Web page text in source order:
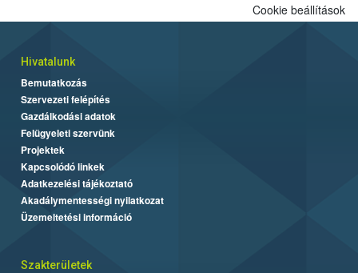
Cookie beállítások
Hivatalunk
Bemutatkozás
Szervezeti felépítés
Gazdálkodási adatok
Felügyeleti szervünk
Projektek
Kapcsolódó linkek
Adatkezelési tájékoztató
Akadálymentességi nyilatkozat
Üzemeltetési információ
Szakterületek